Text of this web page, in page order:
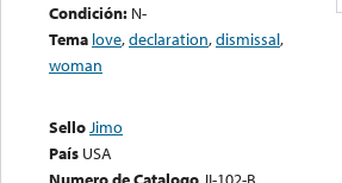
Condición: N-
Tema love,declaration,dismissal,
woman
SelloJimo
País USA